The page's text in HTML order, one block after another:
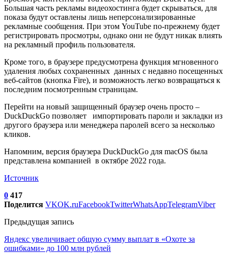
Большая часть рекламы видеохостинга будет скрываться, для
показа будут оставлены лишь неперсонализированные
рекламные сообщения. При этом YouTube по-прежнему будет
регистрировать просмотры, однако они не будут никак влиять
на рекламный профиль пользователя.
Кроме того, в браузере предусмотрена функция мгновенного
удаления любых сохраненных данных с недавно посещенных
веб-сайтов (кнопка Fire), и возможность легко возвращаться к
последним посмотренным страницам.
Перейти на новый защищенный браузер очень просто –
DuckDuckGo позволяет импортировать пароли и закладки из
другого браузера или менеджера паролей всего за несколько
кликов.
Напомним, версия браузера DuckDuckGo для macOS была
представлена компанией в октябре 2022 года.
Источник
0 417
Поделится VKOK.ruFacebookTwitterWhatsAppTelegramViber
Предыдущая запись
Яндекс увеличивает общую сумму выплат в «Охоте за
ошибками» до 100 млн рублей